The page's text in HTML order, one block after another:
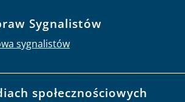
Sygnalistów
sygnalistów
społecznościowych